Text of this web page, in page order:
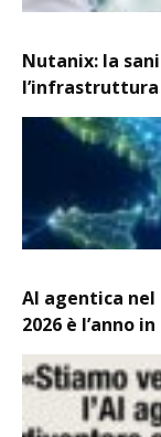
Nutanix: la
l’infrastruttura
AI agentica nel
2026 è l’anno